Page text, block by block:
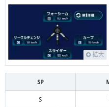
拡大
SP
S